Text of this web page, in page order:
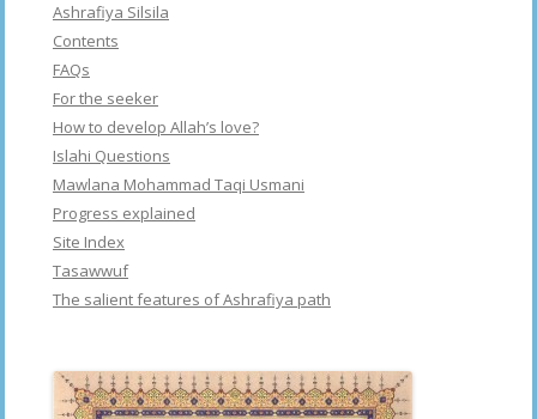
Ashrafiya Silsila
Contents
FAQs
For the seeker
How to develop Allah’s love?
Islahi Questions
Mawlana Mohammad Taqi Usmani
Progress explained
Site Index
Tasawwuf
The salient features of Ashrafiya path